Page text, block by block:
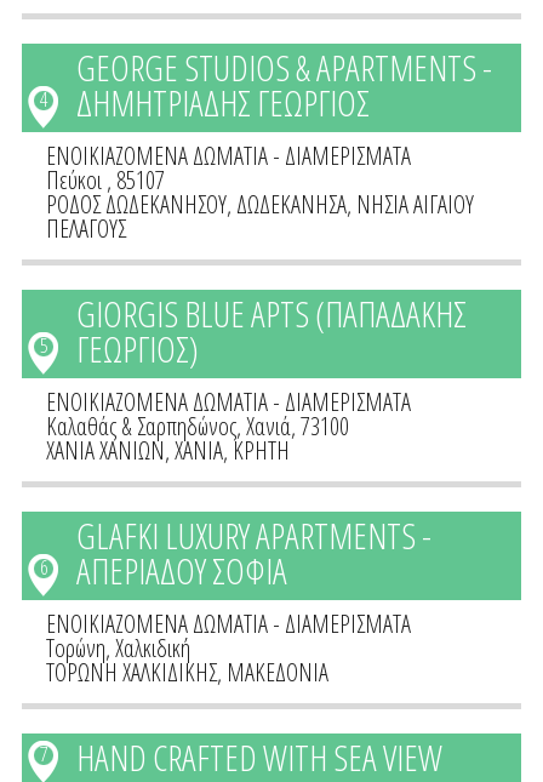
GEORGE STUDIOS & APARTMENTS -
ΔΗΜΗΤΡΙΑΔΗΣ ΓΕΩΡΓΙΟΣ
4
ΕΝΟΙΚΙΑΖΟΜΕΝΑ ΔΩΜΑΤΙΑ - ΔΙΑΜΕΡΙΣΜΑΤΑ
Πεύκοι , 85107
ΡΟΔΟΣ ΔΩΔΕΚΑΝΗΣΟΥ, ΔΩΔΕΚΑΝΗΣΑ, ΝΗΣΙΑ ΑΙΓΑΙΟΥ
ΠΕΛΑΓΟΥΣ
GIORGIS BLUE APTS (ΠΑΠΑΔΑΚΗΣ
ΓΕΩΡΓΙΟΣ)
5
ΕΝΟΙΚΙΑΖΟΜΕΝΑ ΔΩΜΑΤΙΑ - ΔΙΑΜΕΡΙΣΜΑΤΑ
Καλαθάς & Σαρπηδώνος, Χανιά, 73100
ΧΑΝΙΑ ΧΑΝΙΩΝ,ΧΑΝΙΑ, ΚΡΗΤΗ
GLAFKI LUXURY APARTMENTS -
ΑΠΕΡΙΑΔΟΥ ΣΟΦΙΑ
6
ΕΝΟΙΚΙΑΖΟΜΕΝΑ ΔΩΜΑΤΙΑ - ΔΙΑΜΕΡΙΣΜΑΤΑ
Τορώνη, Χαλκιδική
ΤΟΡΩΝΗ ΧΑΛΚΙΔΙΚΗΣ, ΜΑΚΕΔΟΝΙΑ
HAND CRAFTED WITH SEA VIEW
7